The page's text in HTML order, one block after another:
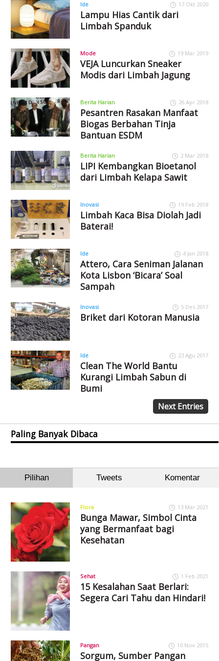
Ide 17 Okt 2020
Lampu Hias Cantik dari
Limbah Spanduk
Mode 19 Mar 2019
VEJA Luncurkan Sneaker
Modis dari Limbah Jagung
Berita Harian 26 Apr 2018
Pesantren Rasakan Manfaat
Biogas Berbahan Tinja
Bantuan ESDM
Berita Harian 2 Mar 2018
LIPI Kembangkan Bioetanol
dari Limbah Kelapa Sawit
Inovasi 19 Feb 2018
Limbah Kaca Bisa Diolah Jadi
Baterai!
Ide 4 Jan 2018
Attero, Cara Seniman Jalanan
Kota Lisbon ‘Bicara’ Soal
Sampah
Inovasi 5 Des 2017
Briket dari Kotoran Manusia
Ide 23 Agu 2017
Clean The World Bantu
Kurangi Limbah Sabun di
Bumi
Next Entries
Paling Banyak Dibaca
Pilihan Tweets Komentar
Flora 13 Mar 2021
Bunga Mawar, Simbol Cinta
yang Bermanfaat bagi
Kesehatan
Sehat 1 Feb 2021
15 Kesalahan Saat Berlari:
Segera Cari Tahu dan Hindari!
Pangan 10 Nov 2015
Sorgum, Sumber Pangan